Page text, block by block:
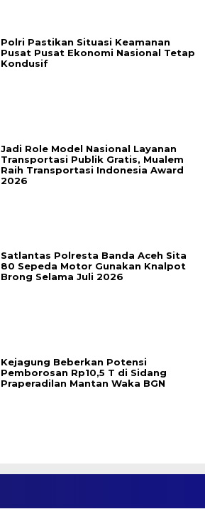
Polri Pastikan Situasi Keamanan
Pusat Pusat Ekonomi Nasional Tetap
Kondusif
Jadi Role Model Nasional Layanan
Transportasi Publik Gratis, Mualem
Raih Transportasi Indonesia Award
2026
Satlantas Polresta Banda Aceh Sita
80 Sepeda Motor Gunakan Knalpot
Brong Selama Juli 2026
Kejagung Beberkan Potensi
Pemborosan Rp10,5 T di Sidang
Praperadilan Mantan Waka BGN